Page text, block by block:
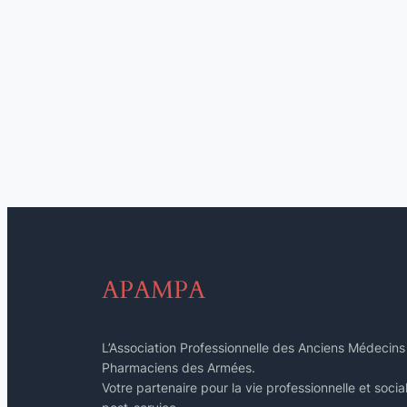
APAMPA
L’Association Professionnelle des Anciens
Pharmaciens des Armées.
Votre partenaire pour la vie professionnelle et